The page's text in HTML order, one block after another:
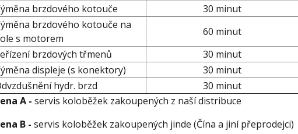
brzdového kotouče
30 minut
brzdového kotouče na
s motorem
60 minut
brzdových třmenů
30 minut
displeje (s konektory)
30 minut
hydr. brzd
30 minut
A - servis koloběžek zakoupených z naší distribuce
B - servis koloběžek zakoupených jinde (Čína a jiní přeprodejci)